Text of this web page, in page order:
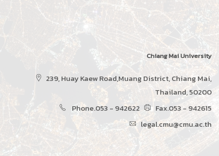
Chiang Mai University
239, Huay Kaew Road,Muang District, Chiang Mai,
Thailand, 50200
Phone.053 - 942622
Fax.053 - 942615
legal.cmu@cmu.ac.th